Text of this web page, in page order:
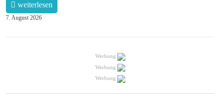
weiterlesen
7. August 2026
Werbung
Werbung
Werbung